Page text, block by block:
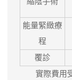
能量緊緻療
程
覆診
實際費用受